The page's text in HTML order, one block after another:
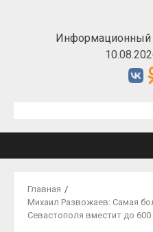
содержимомуИнформационный
Главная
Михаил Развожаев: Самая
Севастополя вместит до